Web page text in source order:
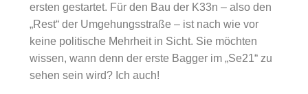
ersten gestartet. Für den Bau der K33n – also den
„Rest“ der Umgehungsstraße – ist nach wie vor
keine politische Mehrheit in Sicht. Sie möchten
wissen, wann denn der erste Bagger im „Se21“ zu
sehen sein wird? Ich auch!